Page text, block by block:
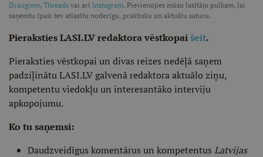
Draugiem, Threads vai arī Instagram. Pievienojies mūsu lasītāju pulkam, lai
saņemtu īpaši tev atlasītu noderīgu, praktisku un aktuālu saturu.
Pieraksties LASI.LV redaktora vēstkopaišeit.
Pieraksties vēstkopai un divas reizes nedēļā saņem
padziļinātu LASI.LV galvenā redaktora aktuālo ziņu,
kompetentu viedokļu un interesantāko interviju
apkopojumu.
Ko tu saņemsi:
Daudzveidīgus komentārus un kompetentus Latvijas